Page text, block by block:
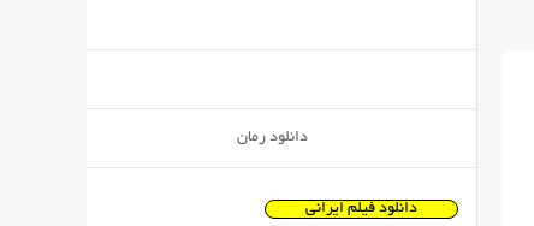
دانلود رمان
دانلود فیلم ایرانی